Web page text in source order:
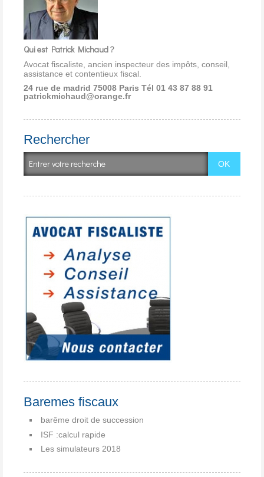
Qui est Patrick Michaud ?
Avocat fiscaliste, ancien inspecteur des impôts, conseil,
assistance et contentieux fiscal.
24 rue de madrid 75008 Paris Tél 01 43 87 88 91
patrickmichaud@orange.fr
Rechercher
Baremes fiscaux
barême droit de succession
ISF :calcul rapide
Les simulateurs 2018